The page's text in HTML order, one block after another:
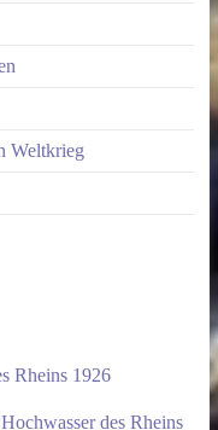
Weltkrieg
Rheins 1926
des Rheins